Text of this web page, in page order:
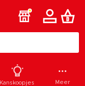
Kanskoopjes Meer